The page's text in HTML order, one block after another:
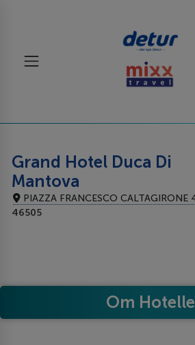
Grand Hotel Duca Di
Mantova
PIAZZA FRANCESCO
46505
Om